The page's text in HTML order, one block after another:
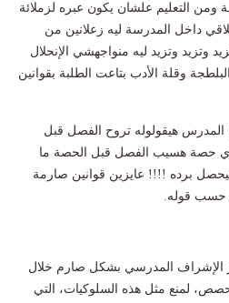
التعليم علشان يكون عبره لزملائة
داخل المدرسة ليه زعلانين من
وتزيد وتزيد ليه منواجهشي الإنحلال
وقلة الأدب بتاعت الطلبة بقوانين
المدرس هيقولوله تروح الفصل قبل
أنا عندي حصة هسيب الفصل قبل الحصة ما
برده !!!! عايزين قوانين صارمة
حسب قوله.
الإشراف المدرسي بشكل صارم خلال
لمنع مثل هذه السلوكيات، التي